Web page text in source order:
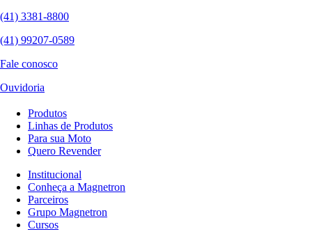
(41) 3381-8800
(41) 99207-0589
Fale conosco
Ouvidoria
Produtos
Linhas de Produtos
Para sua Moto
Quero Revender
Institucional
Conheça a Magnetron
Parceiros
Grupo Magnetron
Cursos